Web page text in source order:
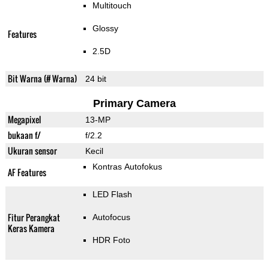
Features
Multitouch
Glossy
2.5D
Bit Warna (# Warna) 24 bit
Primary Camera
Megapixel 13-MP
bukaan f/ f/2.2
Ukuran sensor Kecil
AF Features Kontras Autofokus
Fitur Perangkat
Keras Kamera
LED Flash
Autofocus
HDR Foto